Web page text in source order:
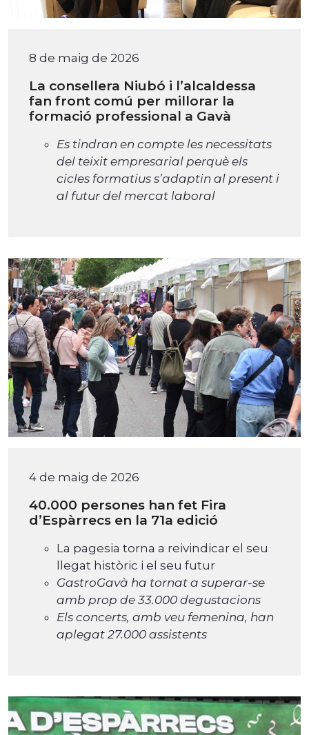
8 de maig de 2026
La consellera Niubó i l’alcaldessa
fan front comú per millorar la
formació professional a Gavà
Es tindran en compte les necessitats
del teixit empresarial perquè els
cicles formatius s’adaptin al present i
al futur del mercat laboral
4 de maig de 2026
40.000 persones han fet Fira
d’Espàrrecs en la 71a edició
La pagesia torna a reivindicar el seu
llegat històric i el seu futur
GastroGavà ha tornat a superar-se
amb prop de 33.000 degustacions
Els concerts, amb veu femenina, han
aplegat 27.000 assistents